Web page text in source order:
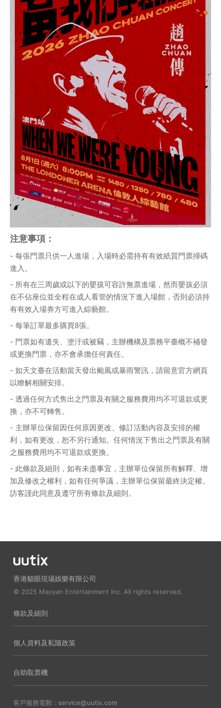
注意事項：
- 每張門票只供一人進場，入場時必需持有有效紙質門票掃碼
進入。
- 所有在三周歲或以下的嬰孩可容許無票進場，然而嬰孩必須
在不佔座位並全程在成人看管的情況下進入場館，否則必須持
有有效入場券方可進入綜藝館。
- 每筆訂單最多購買8張。
- 門票如有遺失、塗汙或被竊，主辦機構及票務平臺概不補發
或更換門票，亦不會承擔任何責任。
- 如天文臺在活動當天發出颱風或暴雨警訊，請留意官方網頁
以瞭解相關安排。
- 透過任何方式售出之門票及有關之服務費用均不可退款或更
換，亦不可轉售。
- 主辦單位保留因任何原因更改、修訂活動內容及安排的權
利，如有更改，恕不另行通知。任何情況下售出之門票及有關
之服務費用均不可退款或更換。
- 此條款及細則，如有未盡事宜，主辦單位保留所有解釋、增
加及修改之權利，如有任何爭議，主辦單位保留最終決定權。
訪客謹此同意及遵守所有條款及細則。
香港貓眼現埸娛樂有限公司
© 2025 Maoyan Entertainment Inc. All rights reserved.
條款及細則
個人資料及私隨政策
自助取票機
客戶服務電郵：service@uutix.com